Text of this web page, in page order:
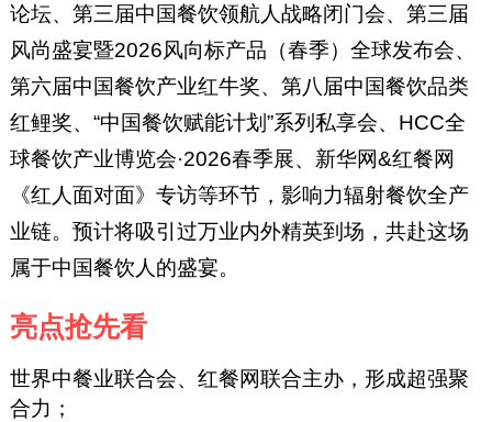
论坛、第三届中国餐饮领航人战略闭门会、第三届
风尚盛宴暨2026风向标产品（春季）全球发布会、
第六届中国餐饮产业红牛奖、第八届中国餐饮品类
红鲤奖、“中国餐饮赋能计划”系列私享会、HCC全
球餐饮产业博览会·2026春季展、新华网&红餐网
《红人面对面》专访等环节，影响力辐射餐饮全产
业链。预计将吸引过万业内外精英到场，共赴这场
属于中国餐饮人的盛宴。
亮点抢先看
世界中餐业联合会、红餐网联合主办，形成超强聚
合力；